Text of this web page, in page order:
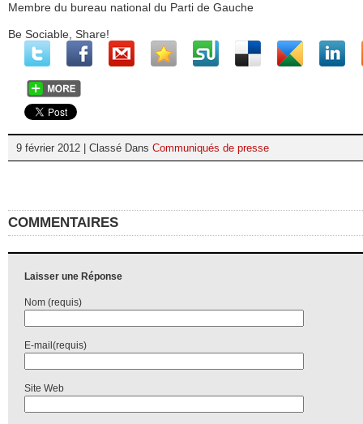
Membre du bureau national du Parti de Gauche
Be Sociable, Share!
9 février 2012 | Classé Dans Communiqués de presse
COMMENTAIRES
Laisser une Réponse
Nom (requis)
E-mail(requis)
Site Web